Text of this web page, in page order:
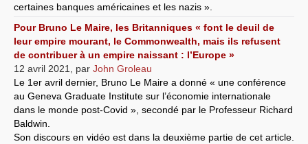
certaines banques américaines et les nazis ».
Pour Bruno Le Maire, les Britanniques « font le deuil de
leur empire mourant, le Commonwealth, mais ils refusent
de contribuer à un empire naissant : l’Europe »
12 avril 2021
par John Groleau
Le 1er avril dernier, Bruno Le Maire a donné « une conférence
au Geneva Graduate Institute sur l’économie internationale
dans le monde post-Covid », secondé par le Professeur Richard
Baldwin.
Son discours en vidéo est dans la deuxième partie de cet article.